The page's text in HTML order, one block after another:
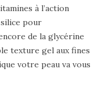
à l’action
silice pour
de la glycérine
texture gel aux fines
votre peau va vous